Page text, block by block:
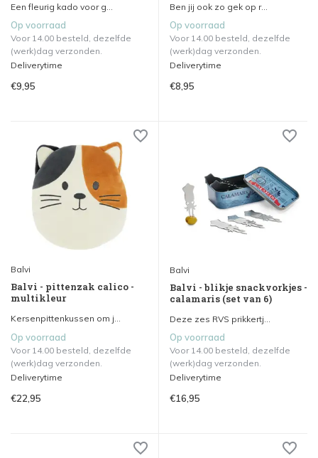
Een fleurig kado voor g...
Op voorraad
Voor 14.00 besteld, dezelfde
(werk)dag verzonden.
Deliverytime
€9,95
Ben jij ook zo gek op r...
Op voorraad
Voor 14.00 besteld, dezelfde
(werk)dag verzonden.
Deliverytime
€8,95
Balvi
Balvi - pittenzak calico -
multikleur
Kersenpittenkussen om j...
Op voorraad
Voor 14.00 besteld, dezelfde
(werk)dag verzonden.
Deliverytime
€22,95
Balvi
Balvi - blikje snackvorkjes -
calamaris (set van 6)
Deze zes RVS prikkertj...
Op voorraad
Voor 14.00 besteld, dezelfde
(werk)dag verzonden.
Deliverytime
€16,95